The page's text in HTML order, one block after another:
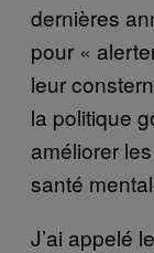
dernières
pour «
leur
la politique
améliorer
santé
J’ai appelé